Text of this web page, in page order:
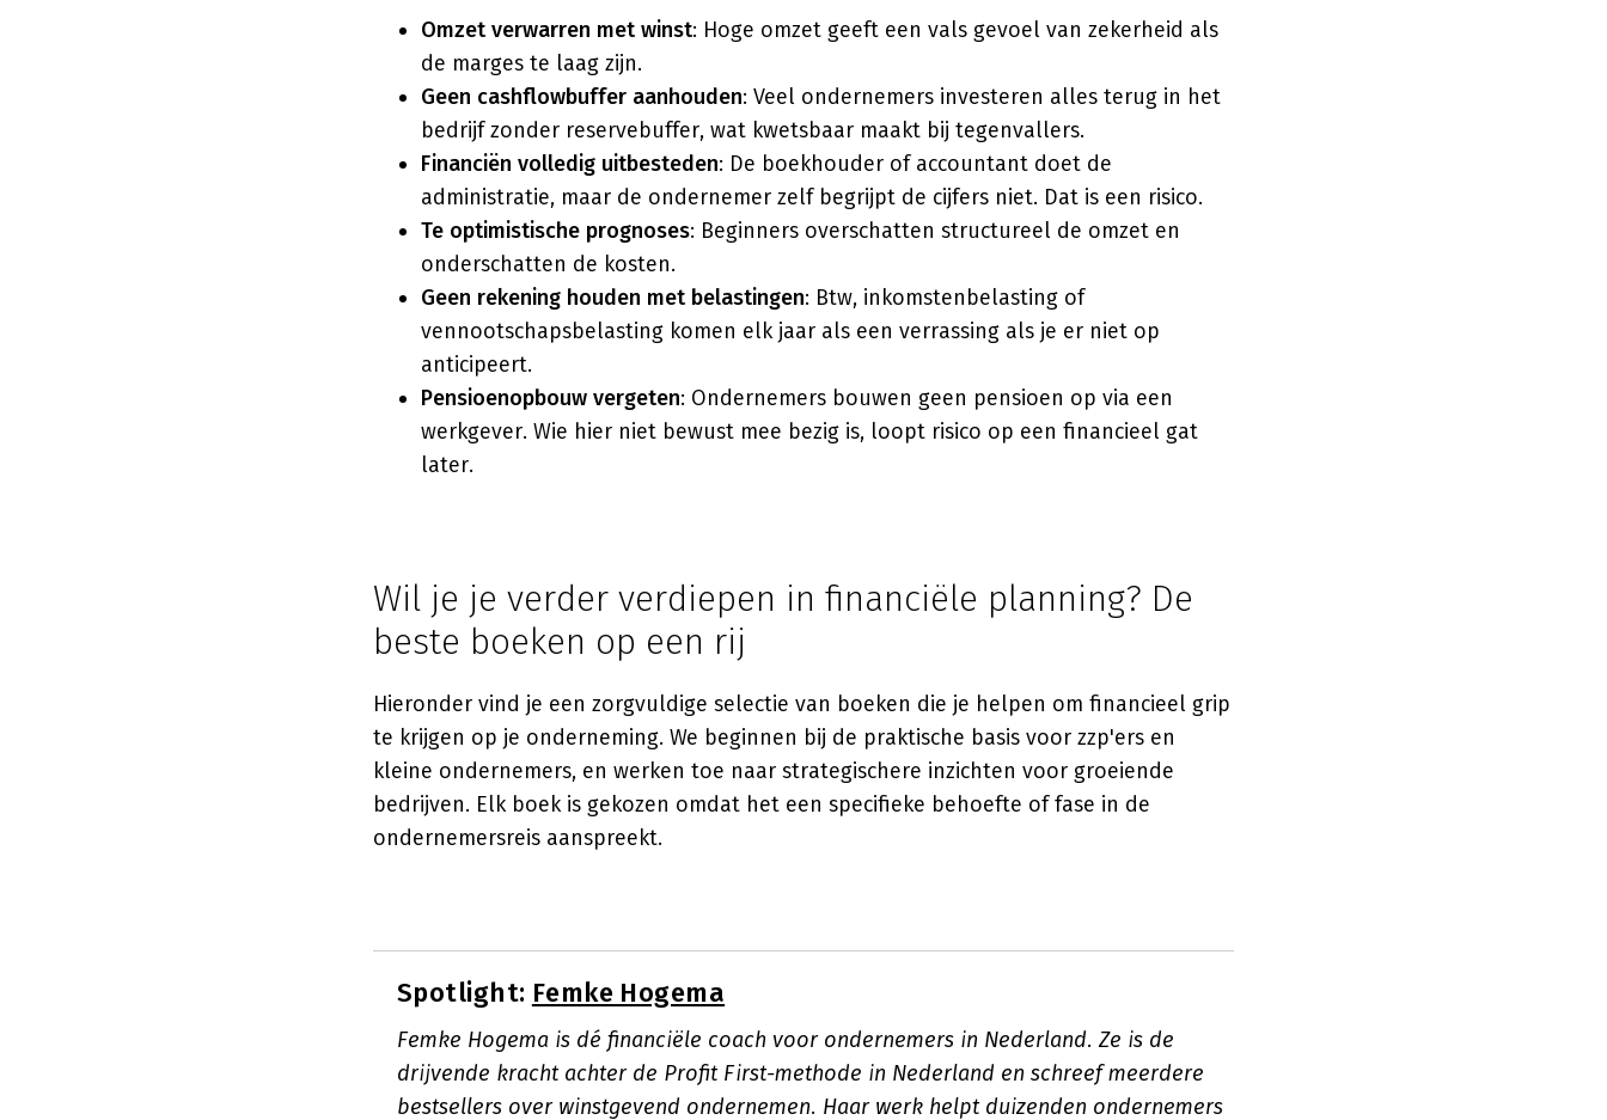
Omzet verwarren met winst: Hoge omzet geeft een vals gevoel van zekerheid als
de marges te laag zijn.
Geen cashflowbuffer aanhouden: Veel ondernemers investeren alles terug in het
bedrijf zonder reservebuffer, wat kwetsbaar maakt bij tegenvallers.
Financiën volledig uitbesteden: De boekhouder of accountant doet de
administratie, maar de ondernemer zelf begrijpt de cijfers niet. Dat is een risico.
Te optimistische prognoses: Beginners overschatten structureel de omzet en
onderschatten de kosten.
Geen rekening houden met belastingen: Btw, inkomstenbelasting of
vennootschapsbelasting komen elk jaar als een verrassing als je er niet op
anticipeert.
Pensioenopbouw vergeten: Ondernemers bouwen geen pensioen op via een
werkgever. Wie hier niet bewust mee bezig is, loopt risico op een financieel gat
later.
Wil je je verder verdiepen in financiële planning? De
beste boeken op een rij
Hieronder vind je een zorgvuldige selectie van boeken die je helpen om financieel grip
te krijgen op je onderneming. We beginnen bij de praktische basis voor zzp'ers en
kleine ondernemers, en werken toe naar strategischere inzichten voor groeiende
bedrijven. Elk boek is gekozen omdat het een specifieke behoefte of fase in de
ondernemersreis aanspreekt.
Spotlight: Femke Hogema
Femke Hogema is dé financiële coach voor ondernemers in Nederland. Ze is de
drijvende kracht achter de Profit First-methode in Nederland en schreef meerdere
bestsellers over winstgevend ondernemen. Haar werk helpt duizenden ondernemers